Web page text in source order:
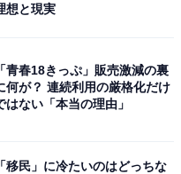
想と現実
「青春18きっぷ」販売激減の裏
何が？ 連続利用の厳格化だけ
はない「本当の理由」
「移民」に冷たいのはどっちな